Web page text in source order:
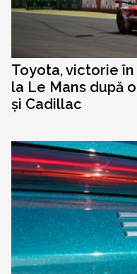
Toyota, victorie
la Le Mans după
și Cadillac